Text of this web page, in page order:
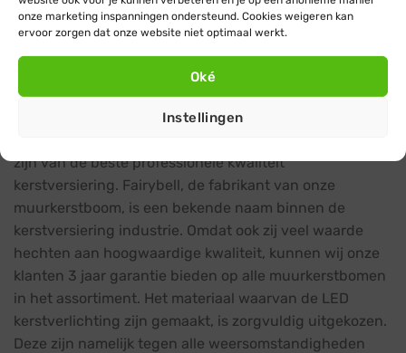
onze marketing inspanningen ondersteund. Cookies weigeren kan
ervoor zorgen dat onze website niet optimaal werkt.
Oké
Instellingen
Fairybell muurkerstboom van hoogwaardige
De kwaliteit van onze producten staat bij ons hoog in
zijn van de beste professionele kwaliteit
kerstversiering. Fairybell, de fabrikant van onze
muurkerstboom, is een bekende naam binnen de
kerstversiering industrie. Omdat ook zij veel waarde
hechten aan hoogwaardige kwaliteit, kunnen wij onze
klanten 3 jaar garantie bieden op alle muurkerstbomen
in het assortiment. Het materiaal waarvan de LED
kerstverlichting zijn gemaakt, is zorgvuldig uitgekozen.
Deze zijn namelijk tegen alle weersomstandigheden